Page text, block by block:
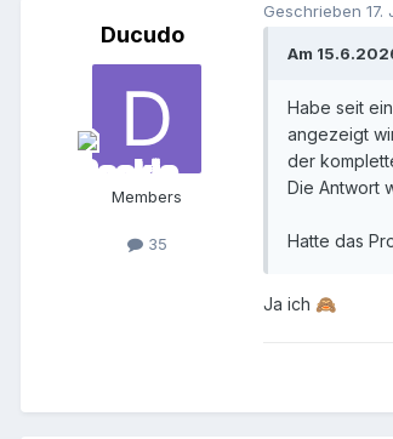
Ducudo
Members
35
Geschrieben 17.
Am
Habe seit
angezeigt
der
Die Antwort
Hatte das
Ja ich 🙈